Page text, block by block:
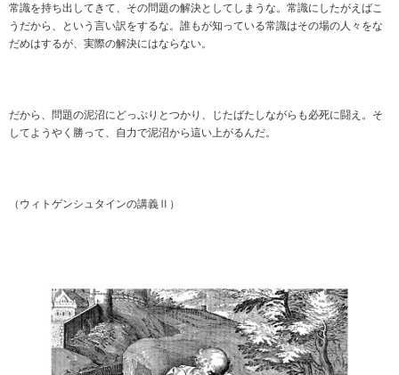
常識を持ち出してきて、その問題の解決としてしまうな。常識にしたがえばこ
うだから、という言い訳をするな。誰もが知っている常識はその場の人々をな
だめはするが、実際の解決にはならない。
だから、問題の泥沼にどっぷりとつかり、じたばたしながらも必死に闘え。そ
してようやく勝って、自力で泥沼から這い上がるんだ。
（ウィトゲンシュタインの講義Ⅱ）